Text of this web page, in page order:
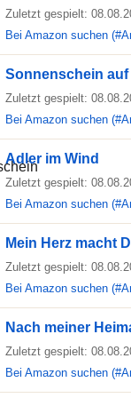
Zuletzt gespielt:
Bei Amazon suchen
Sonnenschein auf
Zuletzt gespielt:
Bei Amazon suchen
Adler im Wind
Zuletzt gespielt:
Bei Amazon suchen
Mein Herz macht
Zuletzt gespielt:
Bei Amazon suchen
Nach meiner
Zuletzt gespielt:
Bei Amazon suchen